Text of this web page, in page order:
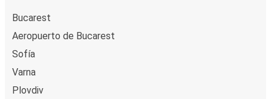
Bucarest
Aeropuerto de Bucarest
Sofía
Varna
Plovdiv